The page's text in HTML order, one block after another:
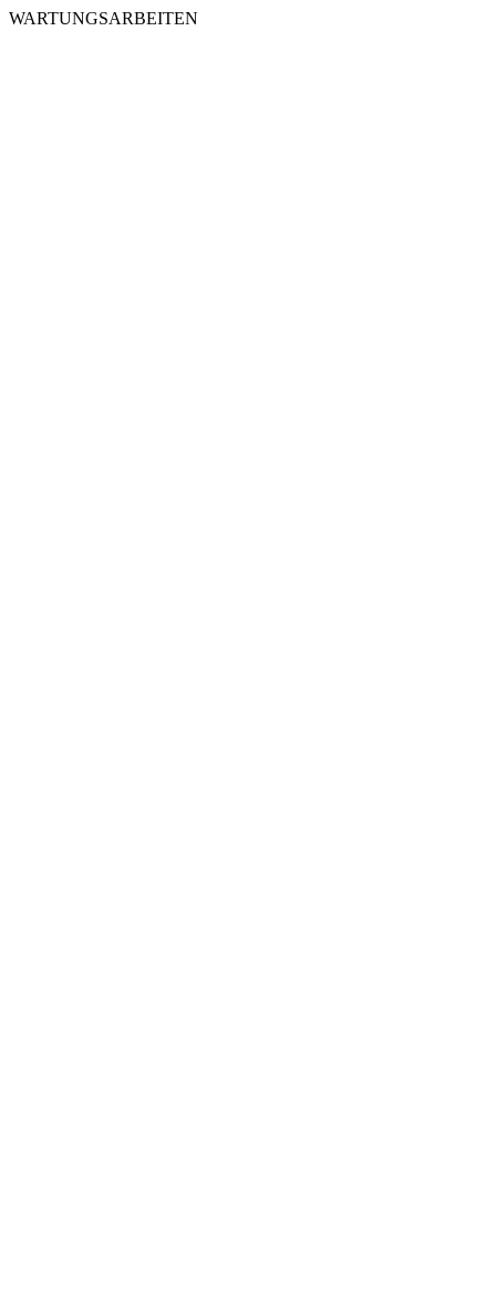
WARTUNGSARBEITEN